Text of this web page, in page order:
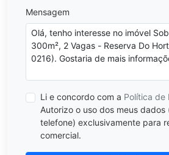
Mensagem
Li e concordo com a Política de
Autorizo o uso dos meus dados
telefone) exclusivamente para
comercial.